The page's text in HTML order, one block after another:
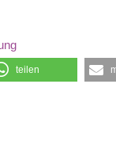
teilen